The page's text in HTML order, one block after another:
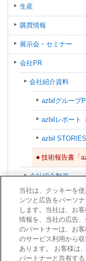
生産
購買情報
展示会・セミナー
会社PR
会社紹介資料
azbilグループ
azbilレポート
azbil STORIES
技術報告書「
会社紹介動画
ショールーム
協賛・イベント
azbilグループ
認証情報
当社は、クッキーを
ンツと広告をパーソ
します。当社は、お
情報を、当社の広告
のパートナーは、お
のサービス利用から
あります。 お客様は
パートナーと共有す